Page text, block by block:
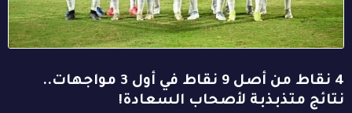
4 نقاط من أصل 9 نقاط في أول 3 مواجهات..
نتائج متذبذبة لأصحاب السعادة!